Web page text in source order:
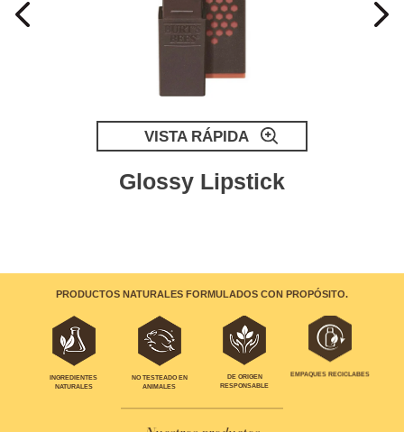
VISTA RÁPIDA
Glossy Lipstick
PRODUCTOS NATURALES FORMULADOS CON PROPÓSITO.
INGREDIENTES
NATURALES
NO TESTEADO EN
ANIMALES
DE ORIGEN
RESPONSABLE
EMPAQUES RECICLABES